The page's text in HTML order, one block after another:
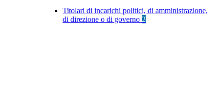
Titolari di incarichi politici, di amministrazione,
di direzione o di governo 2